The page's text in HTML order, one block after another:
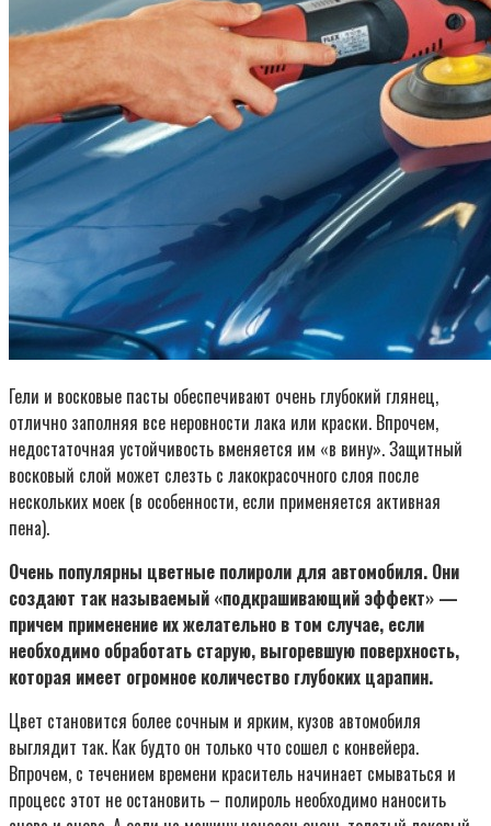
Гели и восковые пасты обеспечивают очень глубокий глянец,
отлично заполняя все неровности лака или краски. Впрочем,
недостаточная устойчивость вменяется им «в вину». Защитный
восковый слой может слезть с лакокрасочного слоя после
нескольких моек (в особенности, если применяется активная
пена).
Очень популярны цветные полироли для автомобиля. Они
создают так называемый «подкрашивающий эффект» —
причем применение их желательно в том случае, если
необходимо обработать старую, выгоревшую поверхность,
которая имеет огромное количество глубоких царапин.
Цвет становится более сочным и ярким, кузов автомобиля
выглядит так. Как будто он только что сошел с конвейера.
Впрочем, с течением времени краситель начинает смываться и
процесс этот не остановить – полироль необходимо наносить